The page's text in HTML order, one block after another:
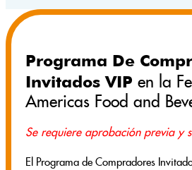
Programa De
Invitados VIP en la
Americas Food and
Se requiere aprobación previa y
El Programa de Compradores